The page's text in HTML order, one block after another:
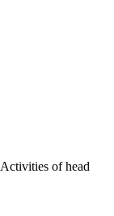
Activities of head